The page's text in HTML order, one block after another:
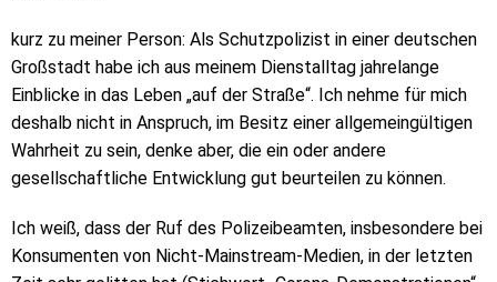
kurz zu meiner Person: Als Schutzpolizist in einer deutschen
Großstadt habe ich aus meinem Dienstalltag jahrelange
Einblicke in das Leben „auf der Straße“. Ich nehme für mich
deshalb nicht in Anspruch, im Besitz einer allgemeingültigen
Wahrheit zu sein, denke aber, die ein oder andere
gesellschaftliche Entwicklung gut beurteilen zu können.
Ich weiß, dass der Ruf des Polizeibeamten, insbesondere bei
Konsumenten von Nicht-Mainstream-Medien, in der letzten